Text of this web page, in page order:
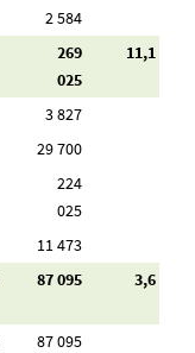
2 584
269
025
11,1
3 827
29 700
224
025
11 473
87 095 3,6
87 095